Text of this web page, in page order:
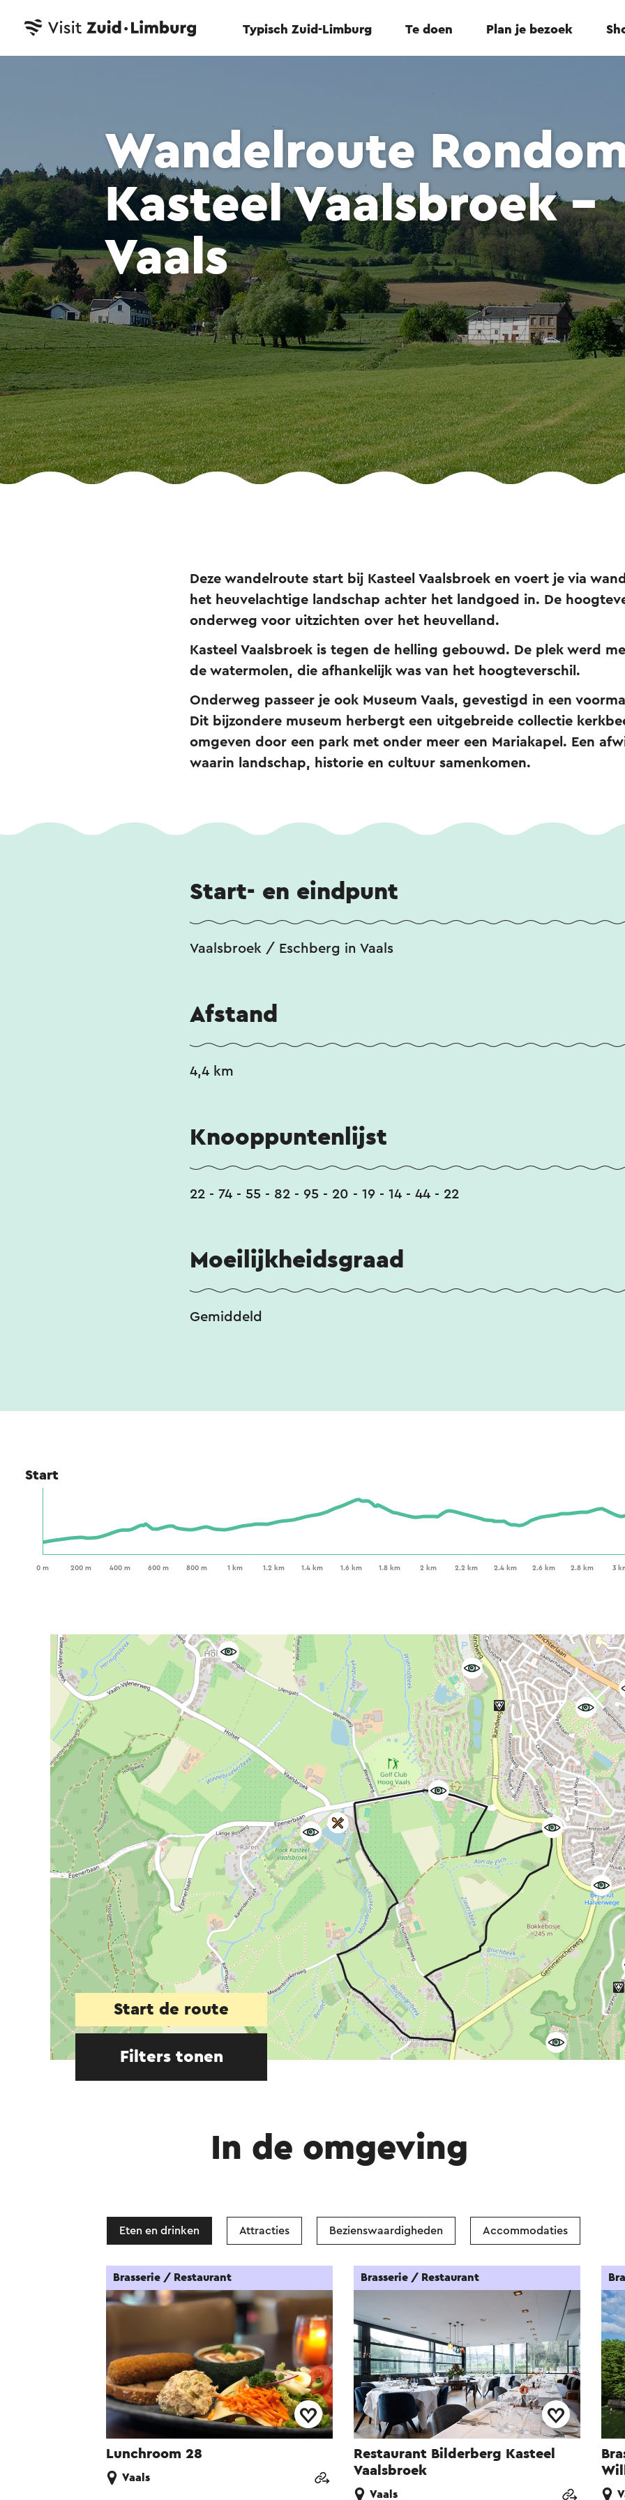
Typisch Zuid-Limburg Te doen Plan je bezoek
Wandelroute
Kasteel Vaalsbroek -
Vaals
Deze wandelroute start bij Kasteel Vaalsbroek en voert je via
het heuvelachtige landschap achter het landgoed in. De
onderweg voor uitzichten over het heuvelland.
Kasteel Vaalsbroek is tegen de helling gebouwd. De plek werd
de watermolen, die afhankelijk was van het hoogteverschil.
Onderweg passeer je ook Museum Vaals, gevestigd in een
Dit bijzondere museum herbergt een uitgebreide collectie
omgeven door een park met onder meer een Mariakapel. Een
waarin landschap, historie en cultuur samenkomen.
Start- en eindpunt
Vaalsbroek / Eschberg in Vaals
Afstand
4,4 km
Knooppuntenlijst
22 - 74 - 55 - 82 - 95 - 20 - 19 - 14 - 44 - 22
Moeilijkheidsgraad
Gemiddeld
Start
Start de route
Filters tonen
In de omgeving
Eten en drinken Attracties Bezienswaardigheden Accommodaties
Lunchroom 28
Brasserie / Restaurant
Vaals
Restaurant Bilderberg Kasteel
Vaalsbroek
Brasserie / Restaurant
Vaals